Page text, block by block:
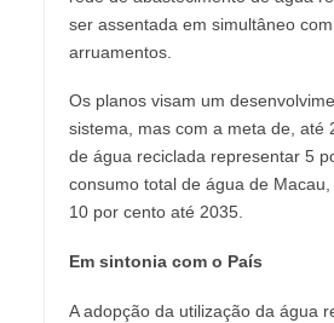
ser assentada em simultâneo
arruamentos.
Os planos visam um
sistema, mas com a meta de, até
de água reciclada representar 5
consumo total de água de
10 por cento até 2035.
Em sintonia com o País
A adopção da utilização da água